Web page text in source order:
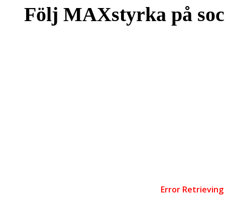
Följ MAXstyrka på